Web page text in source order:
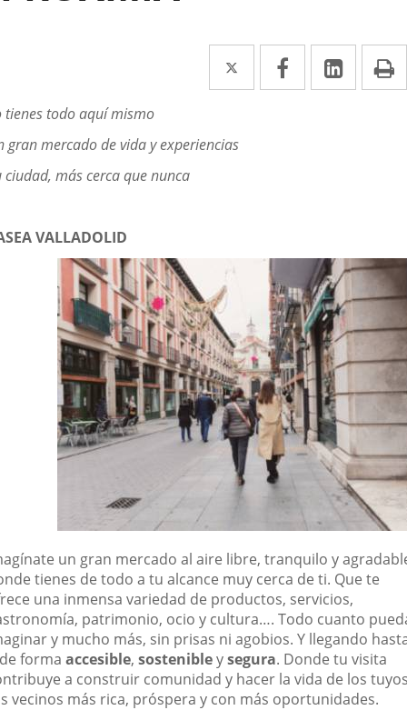
Twitter
Enlace
a
aplicación
Facebook
Enlace
a
Enlace
a
tienes todo aquí mismo
gran mercado de vida y experiencias
ciudad, más cerca que nunca
VALLADOLID
un gran mercado al aire libre, tranquilo y
tienes de todo a tu alcance muy cerca de ti. Que te
una inmensa variedad de productos, servicios,
patrimonio, ocio y cultura…. Todo cuanto
y mucho más, sin prisas ni agobios. Y llegando
forma accesible, sostenibleysegura. Donde tu visita
a construir comunidad y hacer la vida de los
vecinos más rica, próspera y con más oportunidades.